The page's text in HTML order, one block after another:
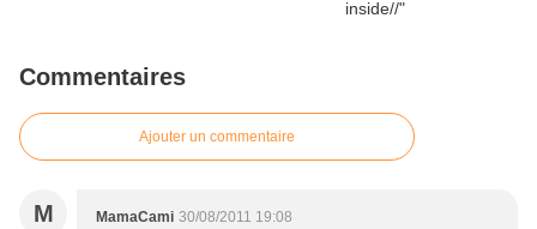
Commentaires
Ajouter un commentaire
M MamaCami 30/08/2011 19:08